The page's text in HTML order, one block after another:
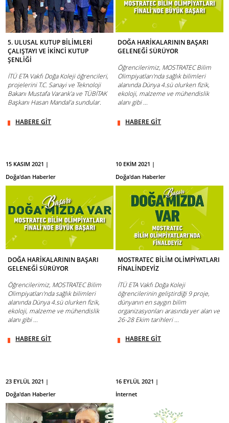
5. ULUSAL KUTUP BİLİMLERİ
ÇALIŞTAYI VE İKİNCİ KUTUP
ŞENLİĞİ
İTÜ ETA Vakfı Doğa Koleji öğrencileri,
projelerini T.C. Sanayi ve Teknoloji
Bakanı Mustafa Varank’a ve TÜBİTAK
Başkanı Hasan Mandal’a sundular.
HABERE GİT
DOĞA HARİKALARININ BAŞARI
GELENEĞİ SÜRÜYOR
Öğrencilerimiz, MOSTRATEC Bilim
Olimpiyatları'nda sağlık bilimleri
alanında Dünya 4.sü olurken fizik,
ekoloji, malzeme ve mühendislik
alanı gibi ...
HABERE GİT
15 KASIM 2021 |
Doğa'dan Haberler
DOĞA HARİKALARININ BAŞARI
GELENEĞİ SÜRÜYOR
Öğrencilerimiz, MOSTRATEC Bilim
Olimpiyatları'nda sağlık bilimleri
alanında Dünya 4.sü olurken fizik,
ekoloji, malzeme ve mühendislik
alanı gibi ...
HABERE GİT
10 EKİM 2021 |
Doğa'dan Haberler
MOSTRATEC BİLİM OLİMPİYATLARI
FİNALİNDEYİZ
İTÜ ETA Vakfı Doğa Koleji
öğrencilerinin geliştirdiği 9 proje,
dünyanın en saygın bilim
organizasyonları arasında yer alan ve
26-28 Ekim tarihleri ...
HABERE GİT
23 EYLÜL 2021 |
Doğa'dan Haberler
16 EYLÜL 2021 |
İnternet